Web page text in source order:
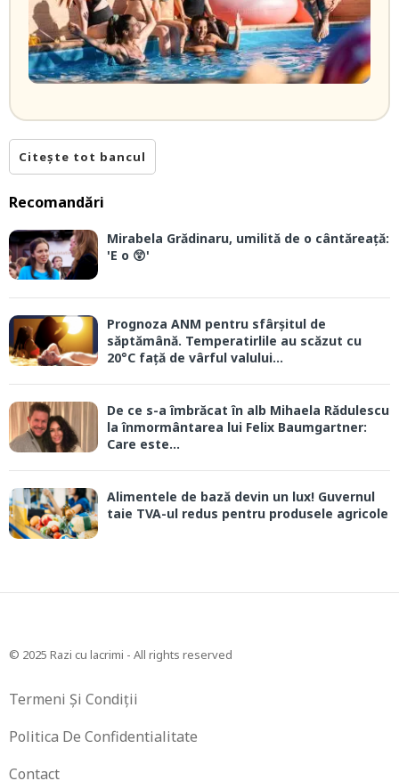
Citește tot bancul
Recomandări
Mirabela Grădinaru, umilită de o cântăreață:
'E o 😲'
Prognoza ANM pentru sfârșitul de
săptămână. Temperatirlile au scăzut cu
20°C față de vârful valului...
De ce s-a îmbrăcat în alb Mihaela Rădulescu
la înmormântarea lui Felix Baumgartner:
Care este...
Alimentele de bază devin un lux! Guvernul
taie TVA-ul redus pentru produsele agricole
© 2025 Razi cu lacrimi - All rights reserved
Termeni Și Condiții
Politica De Confidentialitate
Contact